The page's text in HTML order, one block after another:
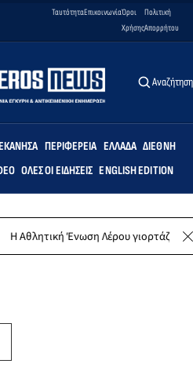
ΤαυτότηταΕπικοινωνίαΌροι
Χρήσης
Πολιτική
Απορρήτου
Αναζήτηση
ΠΕΡΙΦΈΡΕΙΑ ΕΛΛΆΔΑ ΔΙΕΘΝΉ
ΌΛΕΣ ΟΙ ΕΙΔΉΣΕΙΣ ENGLISH EDITION
Η Αθλητική Ένωση Λέρου γιορτάζει 30